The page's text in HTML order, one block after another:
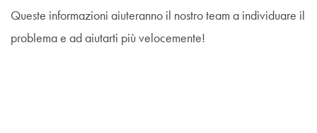
Queste informazioni aiuteranno il nostro team a individuare il
problema e ad aiutarti più velocemente!